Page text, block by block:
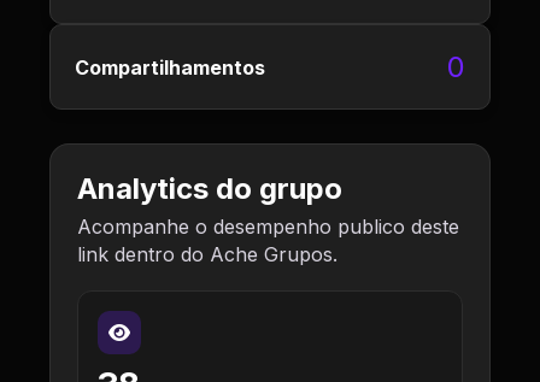
Compartilhamentos 0
Analytics do grupo
Acompanhe o desempenho publico deste
link dentro do Ache Grupos.